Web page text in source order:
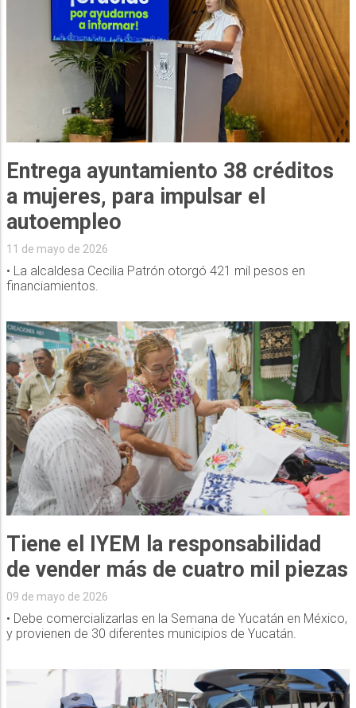
Entrega ayuntamiento 38 créditos
a mujeres, para impulsar el
autoempleo
11 de mayo de 2026
• La alcaldesa Cecilia Patrón otorgó 421 mil pesos en
financiamientos.
Tiene el IYEM la responsabilidad
de vender más de cuatro mil piezas
09 de mayo de 2026
• Debe comercializarlas en la Semana de Yucatán en México,
y provienen de 30 diferentes municipios de Yucatán.